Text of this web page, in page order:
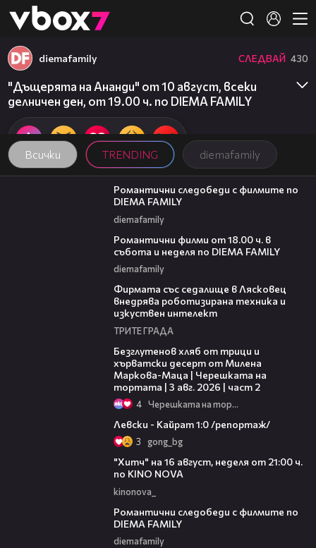
👾
Всички TRENDING diemafamily
diemafamily СЛЕДВАЙ 430
"Дъщерята на Ананди" от 10 август, всеки
делничен ден, от 19.00 ч. по DIEMA FAMILY
00:31
Романтични следобеди с филмите по
DIEMA FAMILY
diemafamily
Романтични филми от 18.00 ч. в
събота и неделя по DIEMA FAMILY
diemafamily
Фирмата със седалище в Лясковец
внедрява роботизирана техника и
изкуствен интелект
ТРИТЕ ГРАДА
Безглутенов хляб от трици и
хърватски десерт от Милена
Маркова-Маца | Черешката на
тортата | 3 авг. 2026 | част 2
4 Черешката на тортата
Левски - Кайрат 1:0 /репортаж/
3 gong_bg
"Хитч" на 16 август, неделя от 21:00 ч.
по KINO NOVA
kinonova_
Романтични следобеди с филмите по
DIEMA FAMILY
diemafamily